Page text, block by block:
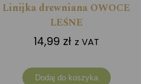
Linijka drewniana OWOCE
LEŚNE
14,99 zł z VAT
Dodaj do koszyka